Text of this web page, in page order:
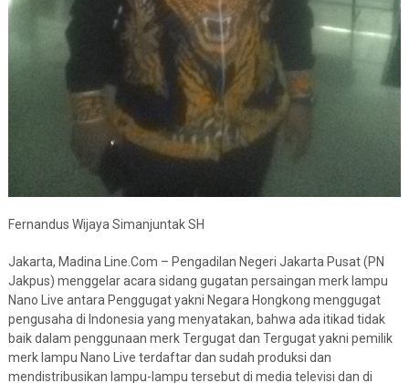
Fernandus Wijaya Simanjuntak SH
Jakarta, Madina Line.Com – Pengadilan Negeri Jakarta Pusat (PN
Jakpus) menggelar acara sidang gugatan persaingan merk lampu
Nano Live antara Penggugat yakni Negara Hongkong menggugat
pengusaha di Indonesia yang menyatakan, bahwa ada itikad tidak
baik dalam penggunaan merk Tergugat dan Tergugat yakni pemilik
merk lampu Nano Live terdaftar dan sudah produksi dan
mendistribusikan lampu-lampu tersebut di media televisi dan di